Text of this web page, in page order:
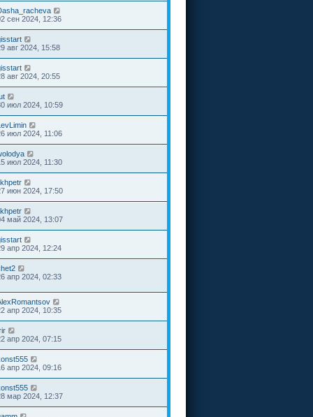
сен 2024, 12:36
авг 2024, 15:58
авг 2024, 20:55
июл 2024, 10:59
июл 2024, 11:06
июл 2024, 11:30
июн 2024, 17:50
май 2024, 13:07
апр 2024, 12:24
апр 2024, 02:33
апр 2024, 10:35
апр 2024, 07:15
апр 2024, 09:16
мар 2024, 12:37